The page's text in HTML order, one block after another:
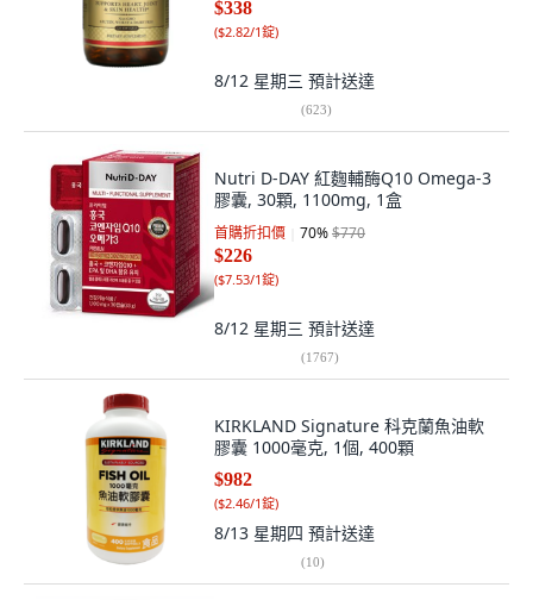
$338
($2.82/1錠)
8/12 星期三 預計送達
(623)
Nutri D-DAY 紅麴輔酶Q10 Omega-3
膠囊, 30顆, 1100mg, 1盒
首購折扣價 70%$770
$226
($7.53/1錠)
8/12 星期三 預計送達
(1767)
KIRKLAND Signature 科克蘭魚油軟
膠囊 1000毫克, 1個, 400顆
$982
($2.46/1錠)
8/13 星期四 預計送達
(10)